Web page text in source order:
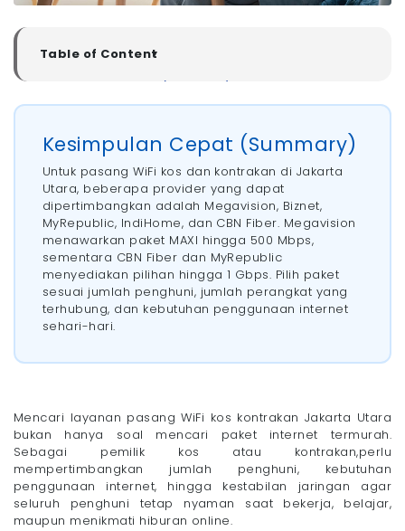
Table of Content
▼
Rekomendasi WiFi untuk Kos dan Kontrakan di
- 1. Megavision
- 2. Biznet
- 3. MyRepublic
- 4. IndiHome
- 5. CBN Fiber
Mengapa Banyak Pemilik Kos Menyediakan WiFi untuk
Penghuni?
- 1. Menjadi Nilai Tambah Saat Mencari Penyewa
- 2. Mendukung Aktivitas Kerja dan Belajar
- 3. Meningkatkan Kepuasan Penghuni
- 2. Luas Bangunan
- 3. Jumlah Lantai
- 4.Aktivitas Pengguna
Kecepatan Internet yang Cocok untuk Kos dan
Kontrakan
Pertanyaan yang Sering Diajukan (FAQ)
Kesimpulan Cepat (Summary)
Untuk pasang WiFi kos dan kontrakan di Jakarta
Utara, beberapa provider yang dapat
dipertimbangkan adalah Megavision, Biznet,
MyRepublic, IndiHome, dan CBN Fiber. Megavision
menawarkan paket MAXI hingga 500 Mbps,
sementara CBN Fiber dan MyRepublic
menyediakan pilihan hingga 1 Gbps. Pilih paket
sesuai jumlah penghuni, jumlah perangkat yang
terhubung, dan kebutuhan penggunaan internet
sehari-hari.
Mencari layanan pasang WiFi kos kontrakan Jakarta Utara
bukan hanya soal mencari paket internet termurah.
Sebagai pemilik kos atau kontrakan,perlu
mempertimbangkan jumlah penghuni, kebutuhan
penggunaan internet, hingga kestabilan jaringan agar
seluruh penghuni tetap nyaman saat bekerja, belajar,
maupun menikmati hiburan online.